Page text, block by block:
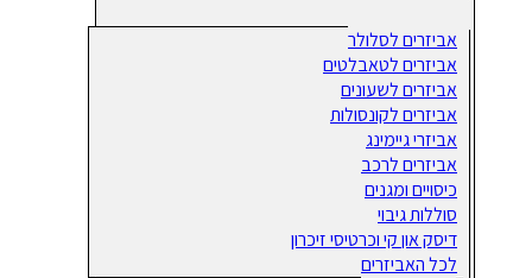
אביזרים לסלולר
אביזרים לטאבלטים
אביזרים לשעונים
אביזרים לקונסולות
אביזרי גיימינג
אביזרים לרכב
כיסויים ומגנים
סוללות גיבוי
דיסק און קי וכרטיסי זיכרון
לכל האביזרים